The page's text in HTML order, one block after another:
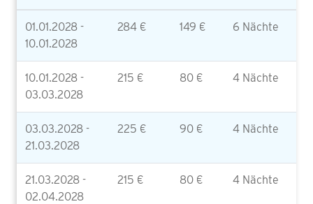
01.01.2028 -
10.01.2028
284 € 149 € 6 Nächte
10.01.2028 -
03.03.2028
215 € 80 € 4 Nächte
03.03.2028 -
21.03.2028
225 € 90 € 4 Nächte
21.03.2028 -
02.04.2028
215 € 80 € 4 Nächte